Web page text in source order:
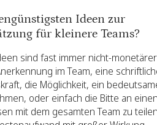
Ideen zur
für kleinere Teams?
sind fast immer nicht-monetärer
im Team, eine
die Möglichkeit, ein
oder einfach die Bitte an
mit dem gesamten Team zu